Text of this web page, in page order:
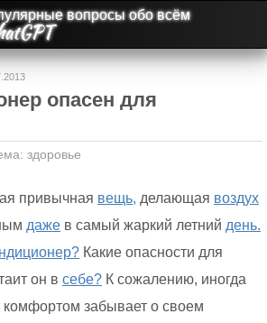
вопросы обо всём
опасен для
здоровье
привычная вещь, делающая воздух
даже в самый жаркий летний день.
Какие опасности для
он в себе? К сожалению, иногда
комфортом забывает о своем